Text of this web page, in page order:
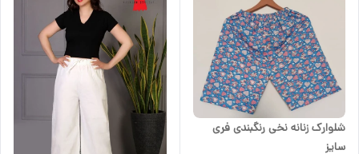
شلوارک زنانه نخی رنگبندی فری
سایز